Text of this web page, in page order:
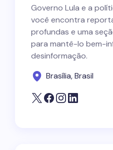
Governo Lula e a
você encontra
profundas e uma
para mantê-lo bem-
desinformação.
Brasília, Brasil